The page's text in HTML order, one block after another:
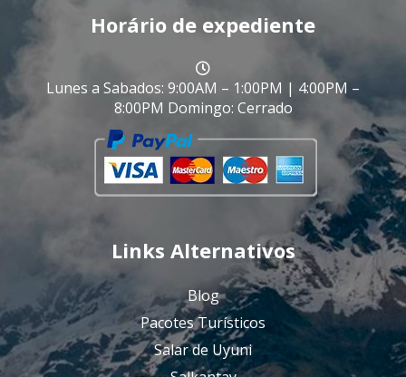
Horário de expediente
Lunes a Sabados: 9:00AM – 1:00PM | 4:00PM –
8:00PM Domingo: Cerrado
Links Alternativos
Blog
Pacotes Turísticos
Salar de Uyuni